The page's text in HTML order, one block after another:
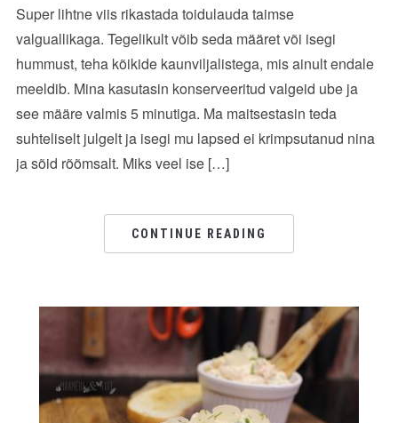
Super lihtne viis rikastada toidulauda taimse
valguallikaga. Tegelikult võib seda määret või isegi
hummust, teha kõikide kaunviljalistega, mis ainult endale
meeldib. Mina kasutasin konserveeritud valgeid ube ja
see määre valmis 5 minutiga. Ma maitsestasin teda
suhteliselt julgelt ja isegi mu lapsed ei krimpsutanud nina
ja sõid rõõmsalt. Miks veel ise […]
CONTINUE READING